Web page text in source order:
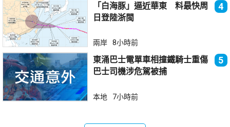
「白海豚」逼近華東 料最快周
日登陸浙閩
4
兩岸 8小時前
東涌巴士電單車相撞鐵騎士重傷
巴士司機涉危駕被捕
5
本地 7小時前